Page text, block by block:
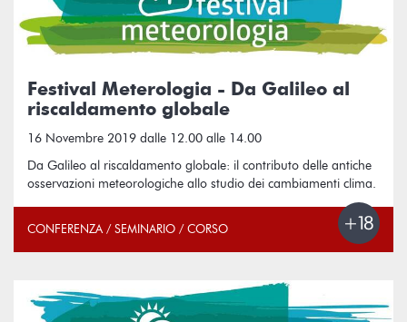
Festival Meterologia - Da Galileo al
riscaldamento globale
16 Novembre 2019 dalle 12.00 alle 14.00
Da Galileo al riscaldamento globale: il contributo delle antiche
osservazioni meteorologiche allo studio dei cambiamenti clima.
CONFERENZA / SEMINARIO / CORSO